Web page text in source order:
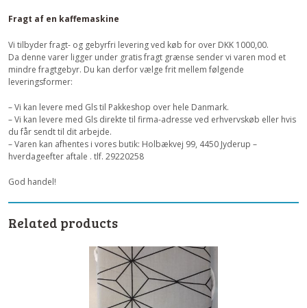
Fragt af en kaffemaskine
Vi tilbyder fragt- og gebyrfri levering ved køb for over DKK 1000,00.
Da denne varer ligger under gratis fragt grænse sender vi varen mod et
mindre fragtgebyr. Du kan derfor vælge frit mellem følgende
leveringsformer:
– Vi kan levere med Gls til Pakkeshop over hele Danmark.
– Vi kan levere med Gls direkte til firma-adresse ved erhvervskøb eller hvis
du får sendt til dit arbejde.
– Varen kan afhentes i vores butik: Holbækvej 99, 4450 Jyderup –
hverdageefter aftale . tlf. 29220258
God handel!
Related products